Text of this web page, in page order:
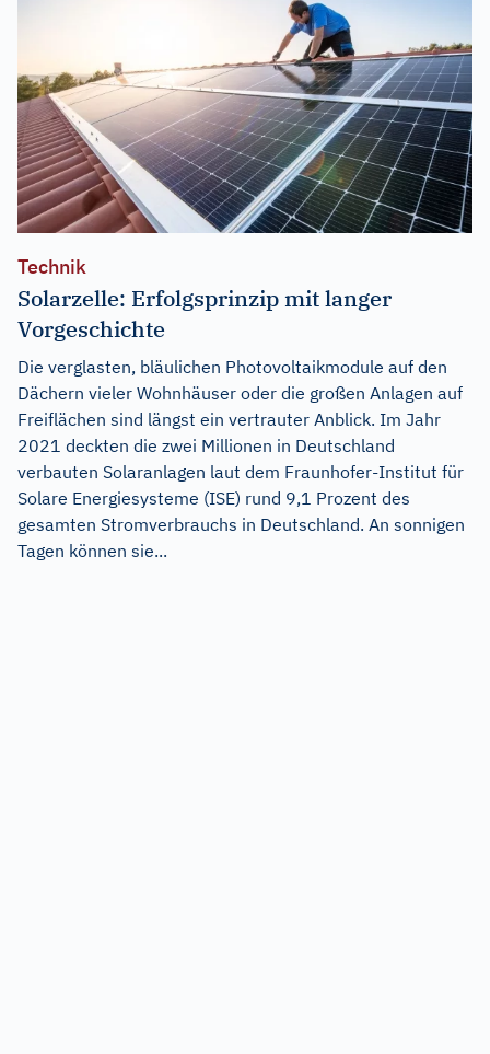
Technik
Solarzelle: Erfolgsprinzip mit langer
Vorgeschichte
Die verglasten, bläulichen Photovoltaikmodule auf den
Dächern vieler Wohnhäuser oder die großen Anlagen auf
Freiflächen sind längst ein vertrauter Anblick. Im Jahr
2021 deckten die zwei Millionen in Deutschland
verbauten Solaranlagen laut dem Fraunhofer-Institut für
Solare Energiesysteme (ISE) rund 9,1 Prozent des
gesamten Stromverbrauchs in Deutschland. An sonnigen
Tagen können sie...